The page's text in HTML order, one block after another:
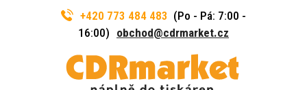
+420 773 484 483 (Po - Pá: 7:00 -
16:00) obchod@cdrmarket.cz